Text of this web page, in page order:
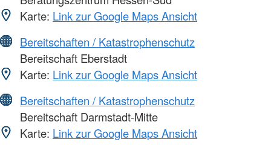
Karte: Link zur Google Maps Ansicht
Bereitschaften / Katastrophenschutz
Bereitschaft Eberstadt
Karte: Link zur Google Maps Ansicht
Bereitschaften / Katastrophenschutz
Bereitschaft Darmstadt-Mitte
Karte: Link zur Google Maps Ansicht